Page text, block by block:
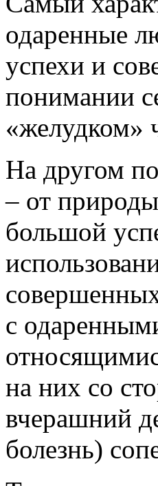
одаренные
успехи и
понимании
«желудком»
На другом
– от
большой
с
на них со
вчерашний
болезнь)